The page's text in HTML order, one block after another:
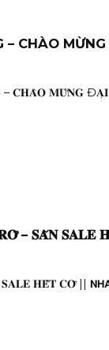
– CHÀO
𝐂𝐇𝐀̀𝐎 𝐌𝐔̛̀𝐍𝐆 Đ𝐀̣𝐈
– 𝐒𝐀̆𝐍 𝐒𝐀𝐋𝐄
𝐇𝐄̂́𝐓 𝐂𝐎̛̃ ||